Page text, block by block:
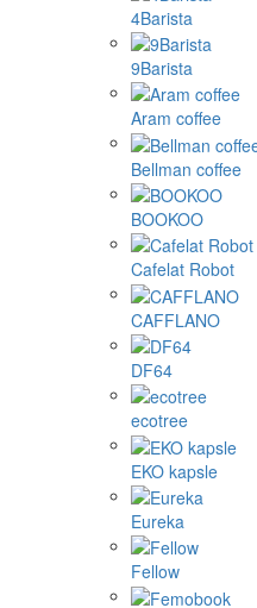
4Barista
9Barista
Aram coffee
Bellman coffee
BOOKOO
Cafelat Robot
CAFFLANO
DF64
ecotree
EKO kapsle
Eureka
Fellow